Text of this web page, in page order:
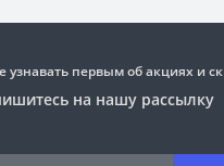
узнавать первым об акциях и
на нашу рассылку